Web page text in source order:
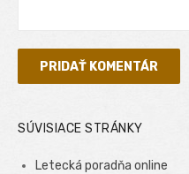
SÚVISIACE STRÁNKY
Letecká poradňa online